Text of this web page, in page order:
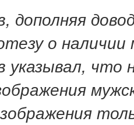
дополняя
о
указывал, что